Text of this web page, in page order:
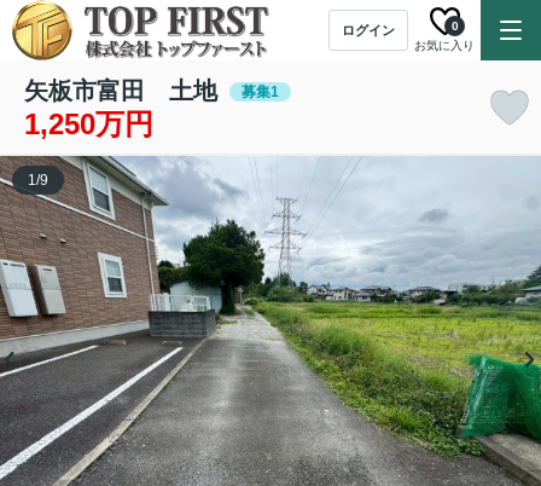
ログイン
お気に入り
0
矢板市富田 土地 募集1
1,250万円
1/9